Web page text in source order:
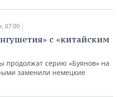
07:00
с «китайским
продолжат серию «Буянов» на
заменили немецкие